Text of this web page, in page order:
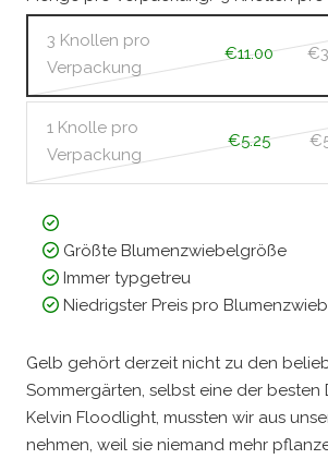
3 Knollen pro
Verpackung
€11.00
1 Knolle pro
Verpackung
€5.25
Größte Blumenzwiebelgröße
Immer typgetreu
Niedrigster Preis pro
Gelb gehört derzeit nicht zu den
Sommergärten, selbst eine der besten
Kelvin Floodlight, mussten wir aus
nehmen, weil sie niemand mehr